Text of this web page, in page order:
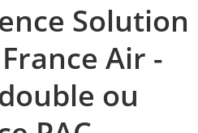
Solution
Air -
ou